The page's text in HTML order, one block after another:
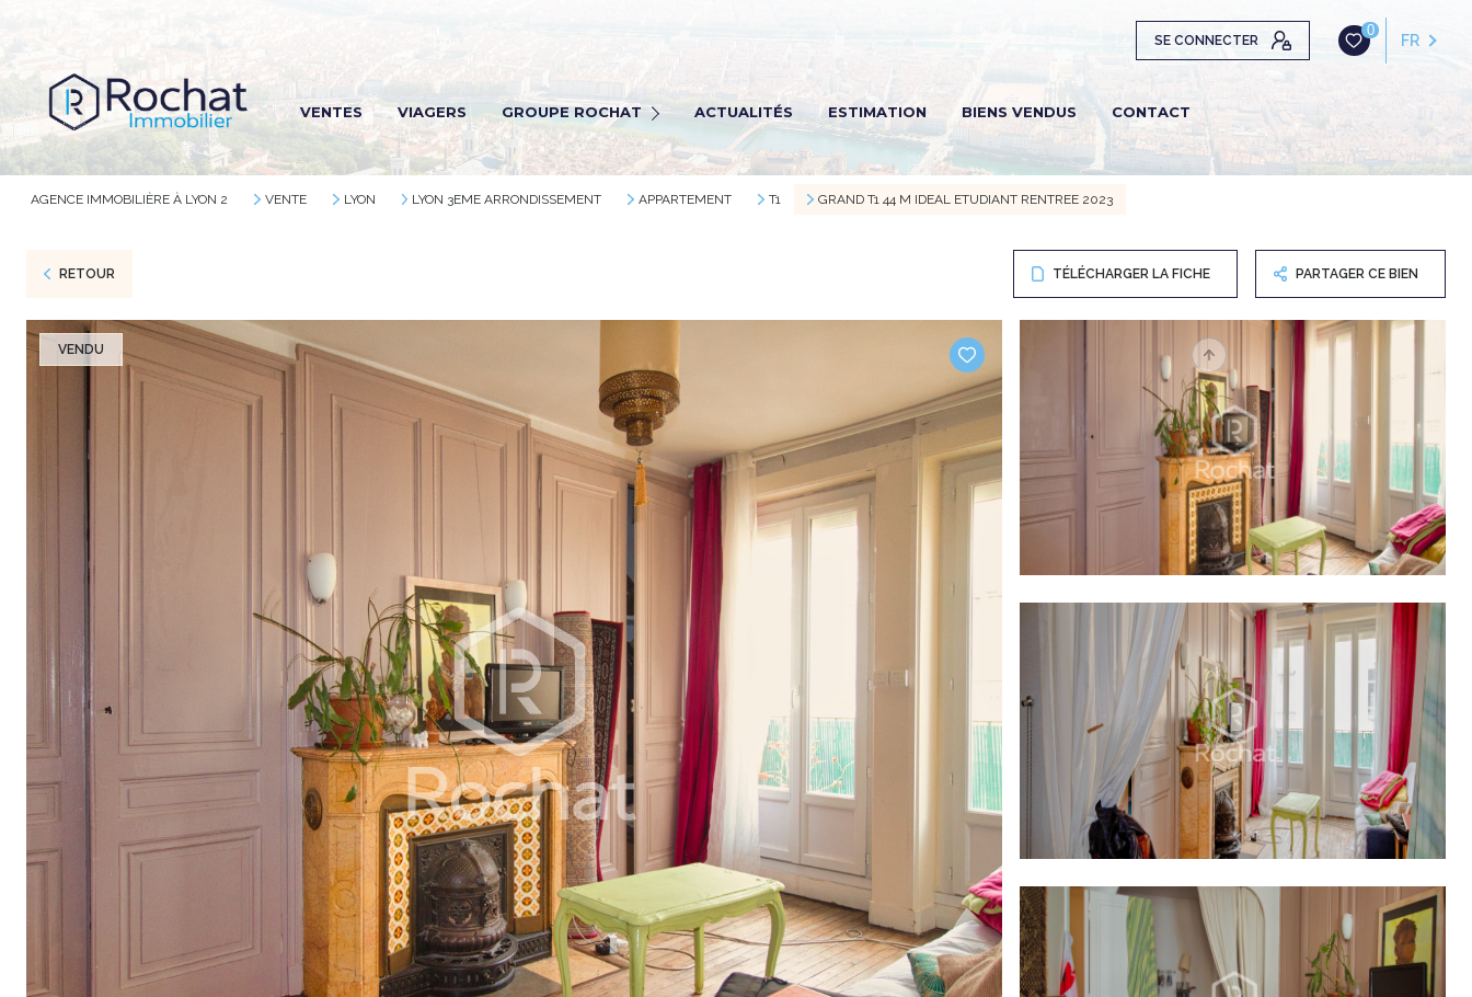
SE CONNECTER
0
FR
VENTES VIAGERS GROUPE ROCHAT
Rochat transaction
Rochat Viagers
Rochat gestion
ACTUALITÉS ESTIMATION BIENS VENDUS CONTACT
AGENCE IMMOBILIÈRE À LYON 2 VENTE LYON LYON 3EME ARRONDISSEMENT APPARTEMENT T1 GRAND T1 44 M IDEAL ETUDIANT RENTREE 2023
RETOUR TÉLÉCHARGER LA FICHE PARTAGER CE BIEN
VENDU